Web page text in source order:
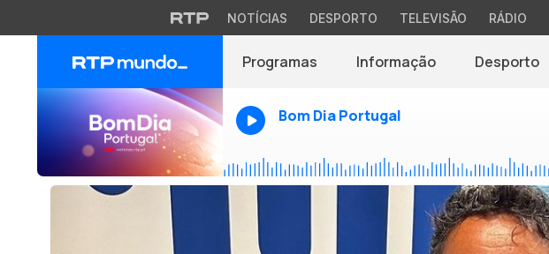
NOTÍCIAS DESPORTO TELEVISÃO RÁDIO
Programas Informação Desporto
Bom Dia Portugal